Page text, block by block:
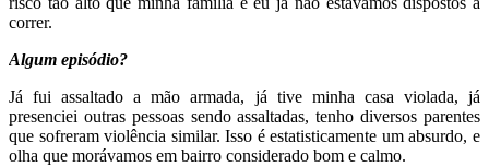
correr.
Algum episódio?
Já fui assaltado a mão armada, já tive minha casa violada, já
presenciei outras pessoas sendo assaltadas, tenho diversos parentes
que sofreram violência similar. Isso é estatisticamente um absurdo, e
olha que morávamos em bairro considerado bom e calmo.